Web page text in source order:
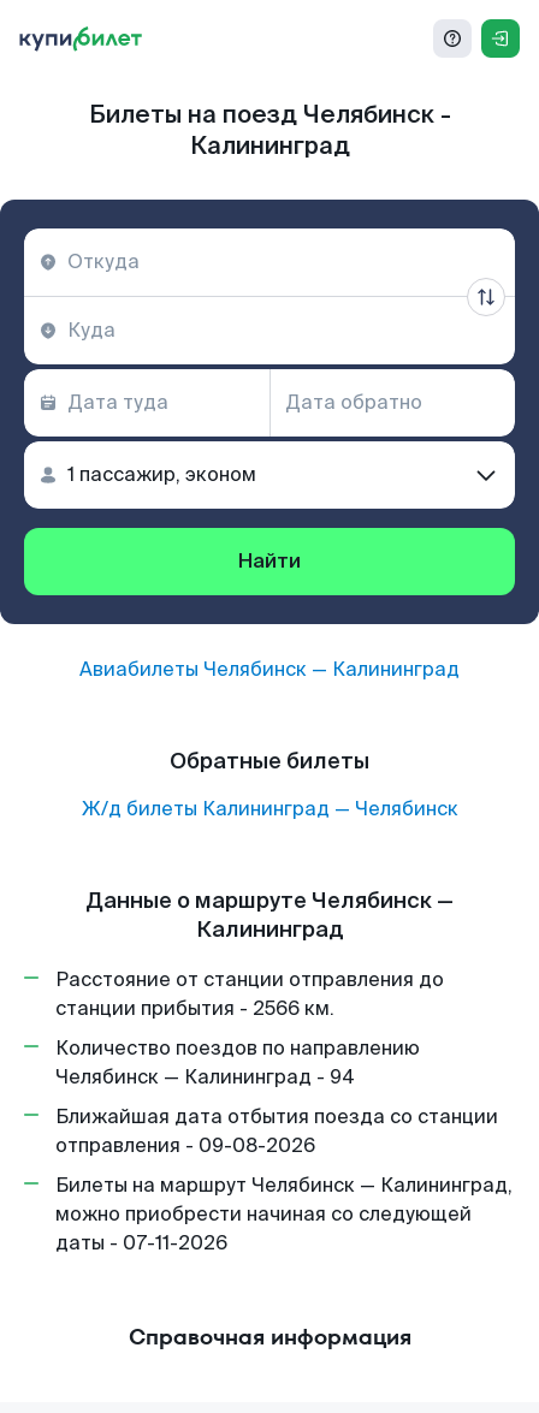
Билеты на поезд Челябинск -
Калининград
Найти
Авиабилеты Челябинск — Калининград
Обратные билеты
Ж/д билеты Калининград — Челябинск
Данные о маршруте Челябинск —
Калининград
Расстояние от станции отправления до
станции прибытия - 2566 км.
Количество поездов по направлению
Челябинск — Калининград - 94
Ближайшая дата отбытия поезда со станции
отправления - 09-08-2026
Билеты на маршрут Челябинск — Калининград,
можно приобрести начиная со следующей
даты - 07-11-2026
Справочная информация